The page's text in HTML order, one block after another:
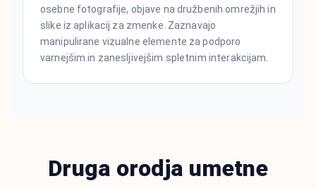
osebne fotografije, objave na družbenih omrežjih in
slike iz aplikacij za zmenke. Zaznavajo
manipulirane vizualne elemente za podporo
varnejšim in zanesljivejšim spletnim interakcijam.
Druga orodja umetne